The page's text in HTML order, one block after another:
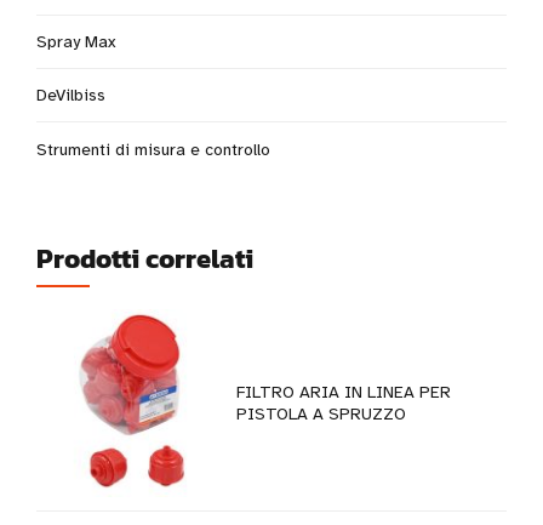
Spray Max
DeVilbiss
Strumenti di misura e controllo
Prodotti correlati
FILTRO ARIA IN LINEA PER
PISTOLA A SPRUZZO